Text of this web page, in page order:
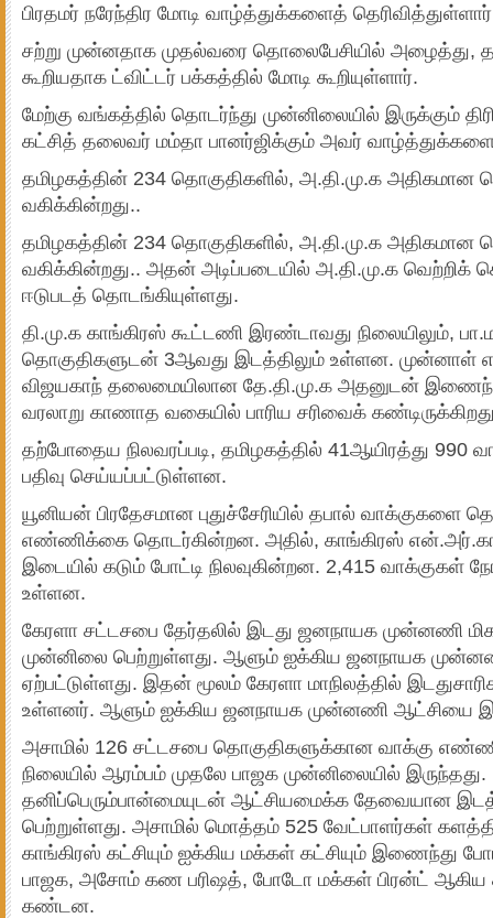
பிரதமர் நரேந்திர மோடி வாழ்த்துக்களைத்
சற்று முன்னதாக முதல்வரை தொலைபேசியில் அழைத்து,
கூறியதாக ட்விட்டர் பக்கத்தில் மோடி கூறியுள்ளார்.
மேற்கு வங்கத்தில் தொடர்ந்து முன்னிலையில் இருக்கும்
கட்சித் தலைவர் மம்தா பானர்ஜிக்கும் அவர் வாழ்த்துக்களைத்
தமிழகத்தின் 234 தொகுதிகளில், அ.தி.மு.க அதிகமான
வகிக்கின்றது..
தமிழகத்தின் 234 தொகுதிகளில், அ.தி.மு.க அதிகமான
வகிக்கின்றது.. அதன் அடிப்படையில் அ.தி.மு.க
ஈடுபடத் தொடங்கியுள்ளது.
தி.மு.க காங்கிரஸ் கூட்டணி இரண்டாவது நிலையிலும்,
தொகுதிகளுடன் 3ஆவது இடத்திலும் உள்ளன. முன்னாள்
விஜயகாந் தலைமையிலான தே.தி.மு.க அதனுடன்
வரலாறு காணாத வகையில் பாரிய சரிவைக்
தற்போதைய நிலவரப்படி, தமிழகத்தில் 41ஆயிரத்து 990
பதிவு செய்யப்பட்டுள்ளன.
யூனியன் பிரதேசமான புதுச்சேரியில் தபால் வாக்குகளை
எண்ணிக்கை தொடர்கின்றன. அதில், காங்கிரஸ்
இடையில் கடும் போட்டி நிலவுகின்றன. 2,415 வாக்குகள்
உள்ளன.
கேரளா சட்டசபை தேர்தலில் இடது ஜனநாயக முன்னணி
முன்னிலை பெற்றுள்ளது. ஆளும் ஐக்கிய ஜனநாயக
ஏற்பட்டுள்ளது. இதன் மூலம் கேரளா மாநிலத்தில்
உள்ளனர். ஆளும் ஐக்கிய ஜனநாயக முன்னணி ஆட்சியை
அசாமில் 126 சட்டசபை தொகுதிகளுக்கான வாக்கு
நிலையில் ஆரம்பம் முதலே பாஜக முன்னிலையில்
தனிப்பெரும்பான்மையுடன் ஆட்சியமைக்க தேவையான
பெற்றுள்ளது. அசாமில் மொத்தம் 525 வேட்பாளர்கள்
காங்கிரஸ் கட்சியும் ஐக்கிய மக்கள் கட்சியும் இணைந்து
பாஜக, அசோம் கண பரிஷத், போடோ மக்கள் பிரன்ட்
கண்டன.